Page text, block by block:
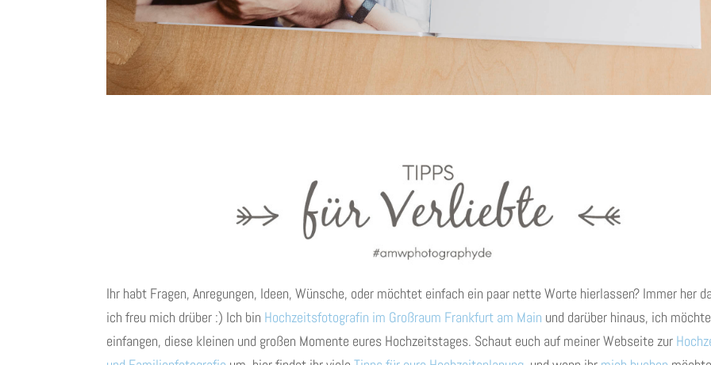
Ihr habt Fragen, Anregungen, Ideen, Wünsche, oder möchtet einfach ein paar nette Worte hierlassen? Immer her
ich freu mich drüber :) Ich bin Hochzeitsfotografin im Großraum Frankfurt am Main und darüber hinaus, ich
einfangen, diese kleinen und großen Momente eures Hochzeitstages. Schaut euch auf meiner Webseite zur